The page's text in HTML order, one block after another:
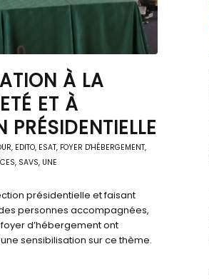
À LA
ET À
PRÉSIDENTIELLE
, EDITO, ESAT, FOYER D'HÉBERGEMENT,
, SAVS, UNE
présidentielle et faisant
personnes accompagnées,
d’hébergement ont
sensibilisation sur ce thème.